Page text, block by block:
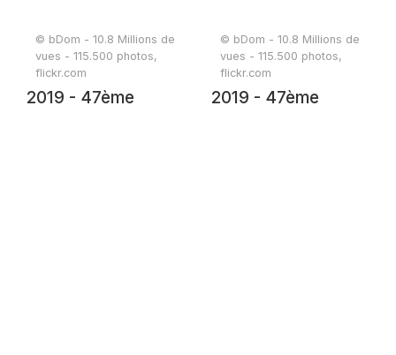
© bDom - 10.8 Millions de
vues - 115.500 photos,
flickr.com
2019 - 47ème
© bDom - 10.8 Millions de
vues - 115.500 photos,
flickr.com
2019 - 47ème